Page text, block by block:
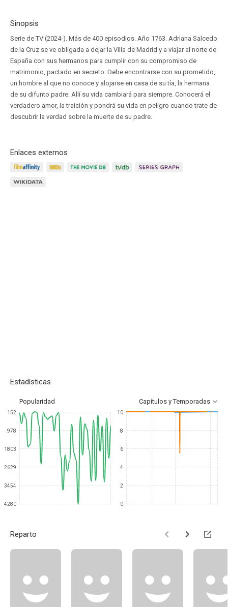
Sinopsis
Serie de TV (2024-). Más de 400 episodios. Año 1763. Adriana Salcedo
de la Cruz se ve obligada a dejar la Villa de Madrid y a viajar al norte de
España con sus hermanos para cumplir con su compromiso de
matrimonio, pactado en secreto. Debe encontrarse con su prometido,
un hombre al que no conoce y alojarse en casa de su tía, la hermana
de su difunto padre. Allí su vida cambiará para siempre. Conocerá el
verdadero amor, la traición y pondrá su vida en peligro cuando trate de
descubrir la verdad sobre la muerte de su padre.
Enlaces externos
Estadísticas
Popularidad Capítulos y Temporadas
152
978
1803
2629
3454
4280
10
8
6
4
2
0
Reparto